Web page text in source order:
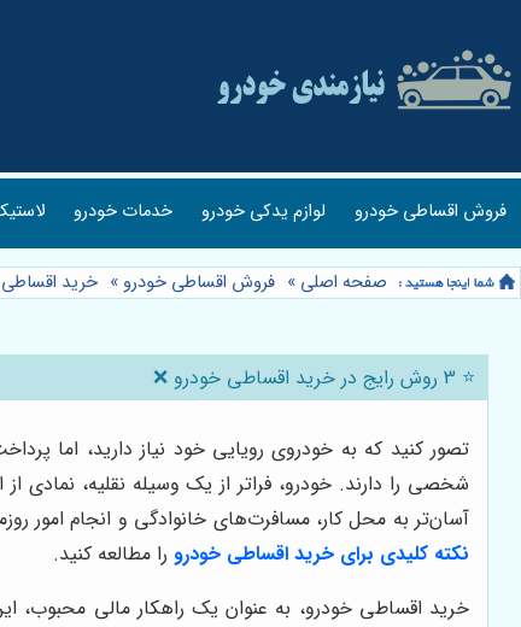
فروش اقساطی خودرو لوازم یدکی خودرو خدمات خودرو
صفحه اصلی » فروش اقساطی خودرو » خرید
⭐️ 3 روش رایج در خرید اقساطی خودرو ❌
تصور کنید که به خودروی رویایی خود نیاز دارید، اما
شخصی را دارند. خودرو، فراتر از یک وسیله نقلیه،
آسان‌تر به محل کار، مسافرت‌های خانوادگی و انجام امور
نکته کلیدی برای خرید اقساطی خودرورا مطالعه کنید.
خرید اقساطی خودرو، به عنوان یک راهکار مالی محبوب،